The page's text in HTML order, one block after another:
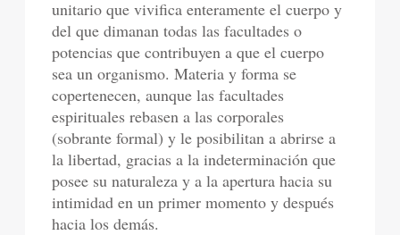
unitario que vivifica enteramente el cuerpo y
del que dimanan todas las facultades o
potencias que contribuyen a que el cuerpo
sea un organismo. Materia y forma se
copertenecen, aunque las facultades
espirituales rebasen a las corporales
(sobrante formal) y le posibilitan a abrirse a
la libertad, gracias a la indeterminación que
posee su naturaleza y a la apertura hacia su
intimidad en un primer momento y después
hacia los demás.